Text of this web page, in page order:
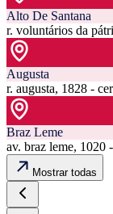
Alto De Santana
r. voluntários da
Augusta
r. augusta, 1828 -
Braz Leme
av. braz leme, 1020
Mostrar todas